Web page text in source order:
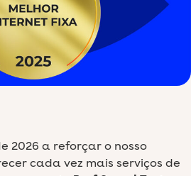
2026 a reforçar o nosso
cada vez mais serviços de